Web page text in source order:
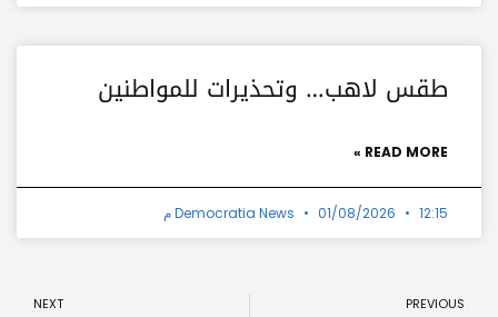
طقس لاهب… وتحذيرات للمواطنين
READ MORE »
Democratia News 01/08/2026 12:15 م
PREVIOUS
NEXT